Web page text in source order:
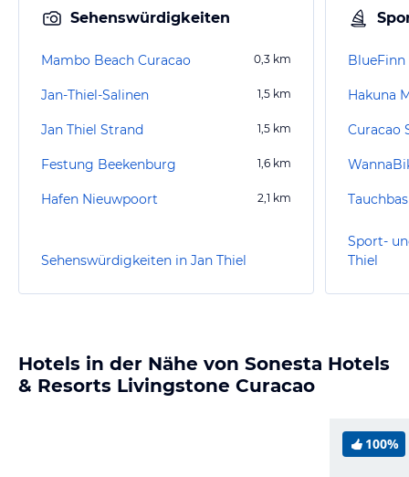
Sehenswürdigkeiten
Mambo Beach Curacao 0,3 km
Jan-Thiel-Salinen 1,5 km
Jan Thiel Strand 1,5 km
Festung Beekenburg 1,6 km
Hafen Nieuwpoort 2,1 km
Sehenswürdigkeiten in Jan Thiel
BlueFinn
Curacao
Sport-
Thiel
Hotels in der Nähe von Sonesta Hotels
& Resorts Livingstone Curacao
100%